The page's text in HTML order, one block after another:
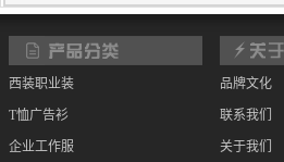
西装职业装
T恤广告衫
企业工作服
品牌文化
联系我们
关于我们